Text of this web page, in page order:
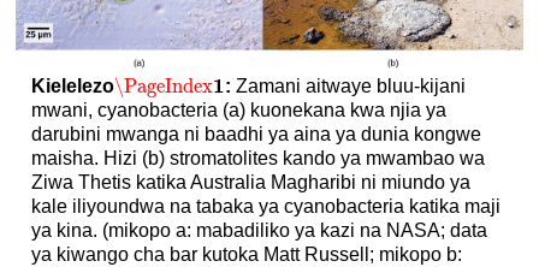
Kielelezo\PageIndex1
\PageIndex1: Zamani aitwaye bluu-kijani
mwani, cyanobacteria (a) kuonekana kwa njia ya
darubini mwanga ni baadhi ya aina ya dunia kongwe
maisha. Hizi (b) stromatolites kando ya mwambao wa
Ziwa Thetis katika Australia Magharibi ni miundo ya
kale iliyoundwa na tabaka ya cyanobacteria katika maji
ya kina. (mikopo a: mabadiliko ya kazi na NASA; data
ya kiwango cha bar kutoka Matt Russell; mikopo b: